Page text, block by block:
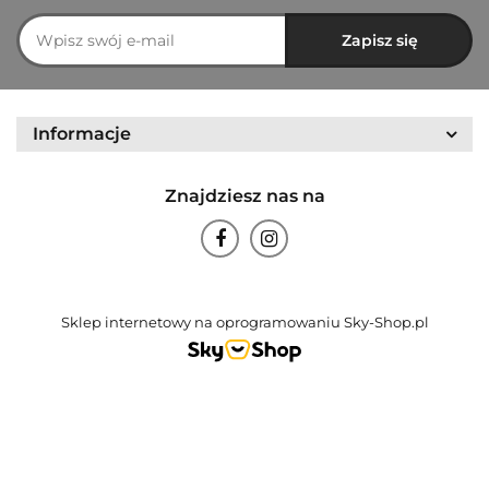
Informacje
Znajdziesz nas na
Sklep internetowy na oprogramowaniu Sky-Shop.pl